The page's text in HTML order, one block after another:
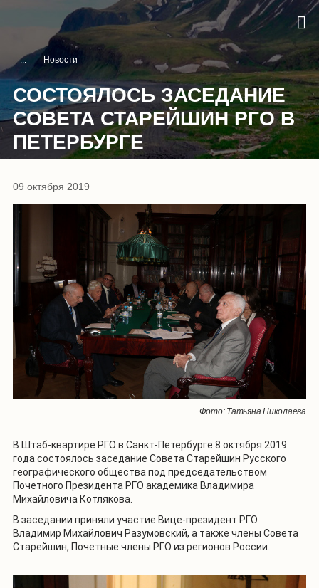
Новости
СОСТОЯЛОСЬ ЗАСЕДАНИЕ
СОВЕТА СТАРЕЙШИН РГО В
ПЕТЕРБУРГЕ
09 октября 2019
Фото: Татьяна Николаева
В Штаб-квартире РГО в Санкт-Петербурге 8 октября 2019
года состоялось заседание Совета Старейшин Русского
географического общества под председательством
Почетного Президента РГО академика Владимира
Михайловича Котлякова.
В заседании приняли участие Вице-президент РГО
Владимир Михайлович Разумовский, а также члены Совета
Старейшин, Почетные члены РГО из регионов России.